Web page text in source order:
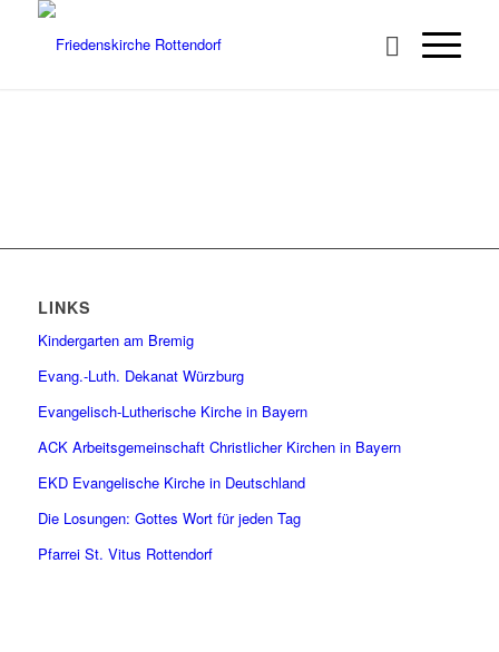
LINKS
Kindergarten am Bremig
Evang.-Luth. Dekanat Würzburg
Evangelisch-Lutherische Kirche in Bayern
ACK Arbeitsgemeinschaft Christlicher Kirchen in Bayern
EKD Evangelische Kirche in Deutschland
Die Losungen: Gottes Wort für jeden Tag
Pfarrei St. Vitus Rottendorf